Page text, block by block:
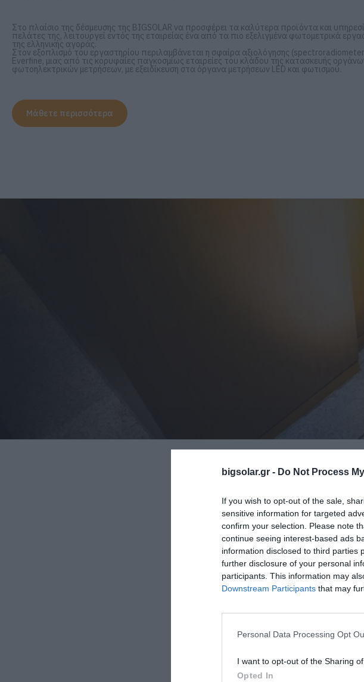
bigsolar.gr - Do Not Process
If you wish to opt-out of the sale,
sensitive information for targeted
confirm your selection. Please note
continue seeing interest-based ads
information disclosed to third parties
further disclosure of your personal
participants. This information may
Downstream Participants that may
Personal Data Processing Opt
I want to opt-out of the Sharing
Opted In
Στο πλαίσιο της δέσμευσης της BIGSOLAR να προσφέρει τα καλύτερα προϊόντα και
πελάτες της, λειτουργεί εντός της εταιρείας ένα από τα πιο εξελιγμένα φωτομετρικά
της ελληνικής αγοράς.
Στον εξοπλισμό του εργαστηρίου περιλαμβάνεται η σφαίρα αξιολόγησης
Everfine, μιας από τις κορυφαίες παγκοσμίως εταιρείες του κλάδου της κατασκευής
φωτοηλεκτρικών μετρήσεων, με εξειδίκευση στα όργανα μετρήσεων LED και φωτισμού.
Μάθετε περισσότερα
Προϊόν ενδιαφέροντος
BIGLED ΠΑΝΕΛ